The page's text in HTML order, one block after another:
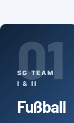
01
SG TEAM
I & II
Fußball